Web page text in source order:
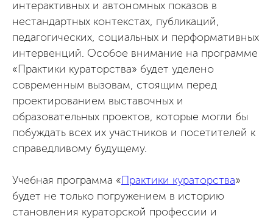
интерактивных и автономных показов в
нестандартных контекстах, публикаций,
педагогических, социальных и перформативных
интервенций. Особое внимание на программе
«Практики кураторства» будет уделено
современным вызовам, стоящим перед
проектированием выставочных и
образовательных проектов, которые могли бы
побуждать всех их участников и посетителей к
справедливому будущему.
Учебная программа «Практики кураторства»
будет не только погружением в историю
становления кураторской профессии и